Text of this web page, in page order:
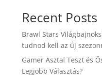
Recent Posts
Brawl Stars
tudnod kell az új
Gamer Asztal Teszt és
Legjobb Választás?